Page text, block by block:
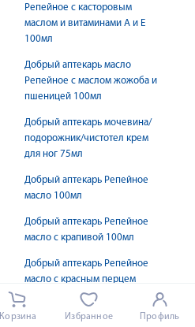
Репейное с касторовым
маслом и витаминами А и Е
100мл
Добрый аптекарь масло
Репейное с маслом жожоба и
пшеницей 100мл
Добрый аптекарь мочевина/
подорожник/чистотел крем
для ног 75мл
Добрый аптекарь Репейное
масло 100мл
Добрый аптекарь Репейное
масло с крапивой 100мл
Добрый аптекарь Репейное
масло с красным перцем
100мл
Добрый аптекарь сабельник/
Корзина Избранное Профиль